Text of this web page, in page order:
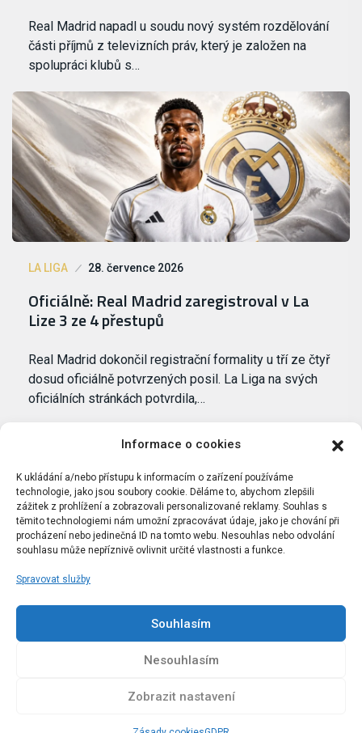
Informace o cookies
K ukládání a/nebo přístupu k informacím o zařízení používáme
technologie, jako jsou soubory cookie. Děláme to, abychom zlepšili
zážitek z prohlížení a zobrazovali personalizované reklamy. Souhlas s
těmito technologiemi nám umožní zpracovávat údaje, jako je chování při
procházení nebo jedinečná ID na tomto webu. Nesouhlas nebo odvolání
souhlasu může nepříznivě ovlivnit určité vlastnosti a funkce.
Spravovat služby
Souhlasím
Nesouhlasím
Zobrazit nastavení
Real Madrid napadl u soudu nový systém rozdělování
části příjmů z televizních práv, který je založen na
spolupráci klubů s…
LA LIGA 28. července 2026
Oficiálně: Real Madrid zaregistroval v La
Lize 3 ze 4 přestupů
Real Madrid dokončil registrační formality u tří ze čtyř
dosud oficiálně potvrzených posil. La Liga na svých
oficiálních stránkách potvrdila,…